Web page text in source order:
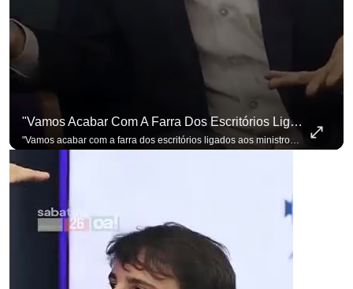
"Vamos Acabar Com A Farra Dos Escritórios Ligados Aos Ministros Do STF"
"Vamos acabar com a farra dos escritórios ligados aos ministros do STF". Essa foi a resposta de Renan Santos ao ser questionado sobre o Judiciário. Se você busca informação com credibilidade, inscreva-se agora e ative o